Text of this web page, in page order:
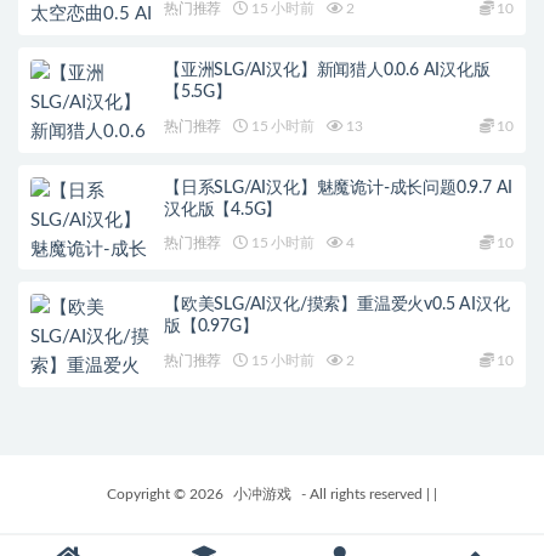
热门推荐 15 小时前 2 10
【亚洲SLG/AI汉化】新闻猎人0.0.6 AI汉化版
【5.5G】
热门推荐 15 小时前 13 10
【日系SLG/AI汉化】魅魔诡计-成长问题0.9.7 AI
汉化版【4.5G】
热门推荐 15 小时前 4 10
【欧美SLG/AI汉化/摸索】重温爱火v0.5 AI汉化
版【0.97G】
热门推荐 15 小时前 2 10
Copyright © 2026 小冲游戏 - All rights reserved